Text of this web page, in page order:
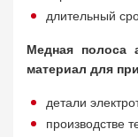
длительный
Медная полоса
материал для
детали
производстве